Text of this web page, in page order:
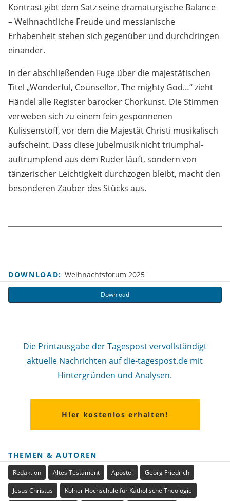
Kontrast gibt dem Satz seine dramaturgische Balance
– Weihnachtliche Freude und messianische
Erhabenheit stehen sich gegenüber und durchdringen
einander.
In der abschließenden Fuge über die majestätischen
Titel „Wonderful, Counsellor, The mighty God…“ zieht
Händel alle Register barocker Chorkunst. Die Stimmen
verweben sich zu einem fein gesponnenen
Kulissenstoff, vor dem die Majestät Christi musikalisch
aufscheint. Dass diese Jubelmusik nicht triumphal-
auftrumpfend aus dem Ruder läuft, sondern von
tänzerischer Leichtigkeit durchzogen bleibt, macht den
besonderen Zauber des Stücks aus.
DOWNLOAD: Weihnachtsforum 2025
Download
Die Printausgabe der Tagespost vervollständigt
aktuelle Nachrichten auf die-tagespost.de mit
Hintergründen und Analysen.
Hier kostenlos erhalten!
THEMEN & AUTOREN
Redaktion Altes Testament Apostel Georg Friedrich
Jesus Christus Kölner Hochschule für Katholische Theologie